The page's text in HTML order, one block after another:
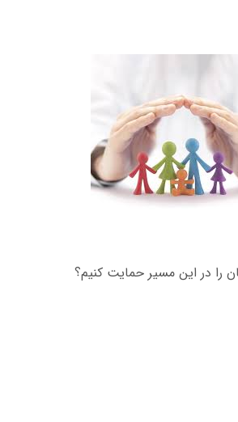
در این مسیر حمایت کنیم؟